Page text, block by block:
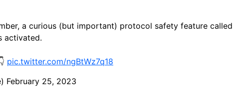
a curious (but important) protocol safety feature called
activated.
pic.twitter.com/ngBtWz7q18
February 25, 2023